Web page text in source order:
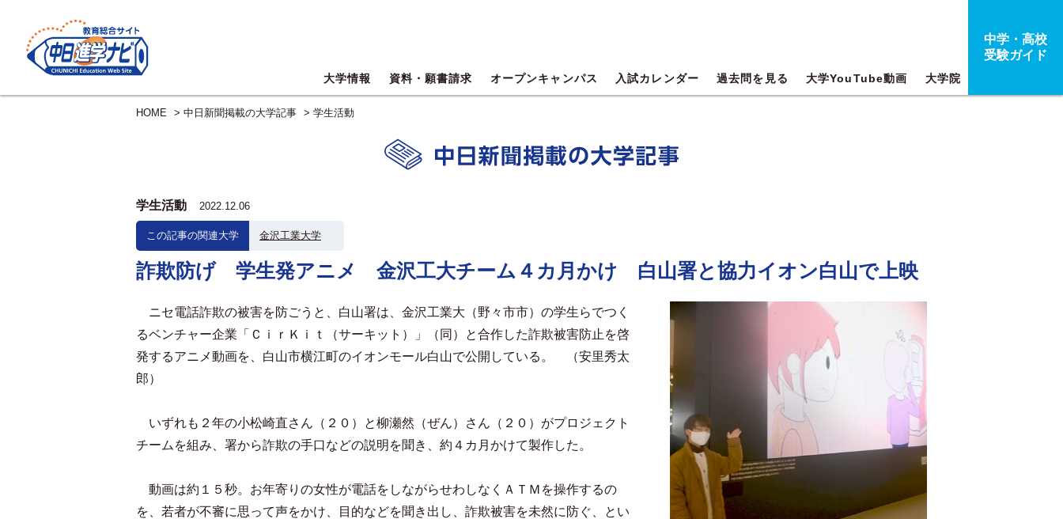
大学情報 資料・願書請求 オープンキャンパス 入試カレンダー 過去問を見る 大学YouTube動画 大学院
中学・高校
受験ガイド
HOME > 中日新聞掲載の大学記事 > 学生活動
学生活動 2022.12.06
この記事の関連大学 金沢工業大学
詐欺防げ 学生発アニメ 金沢工大チーム４カ月かけ 白山署と協力イオン白山で上映
ニセ電話詐欺の被害を防ごうと、白山署は、金沢工業大（野々市市）の学生らでつく
るベンチャー企業「ＣｉｒＫｉｔ（サーキット）」（同）と合作した詐欺被害防止を啓
発するアニメ動画を、白山市横江町のイオンモール白山で公開している。 （安里秀太
郎）
いずれも２年の小松崎直さん（２０）と柳瀬然（ぜん）さん（２０）がプロジェクト
チームを組み、署から詐欺の手口などの説明を聞き、約４カ月かけて製作した。
動画は約１５秒。お年寄りの女性が電話をしながらせわしなくＡＴＭを操作するの
を、若者が不審に思って声をかけ、目的などを聞き出し、詐欺被害を未然に防ぐ、とい